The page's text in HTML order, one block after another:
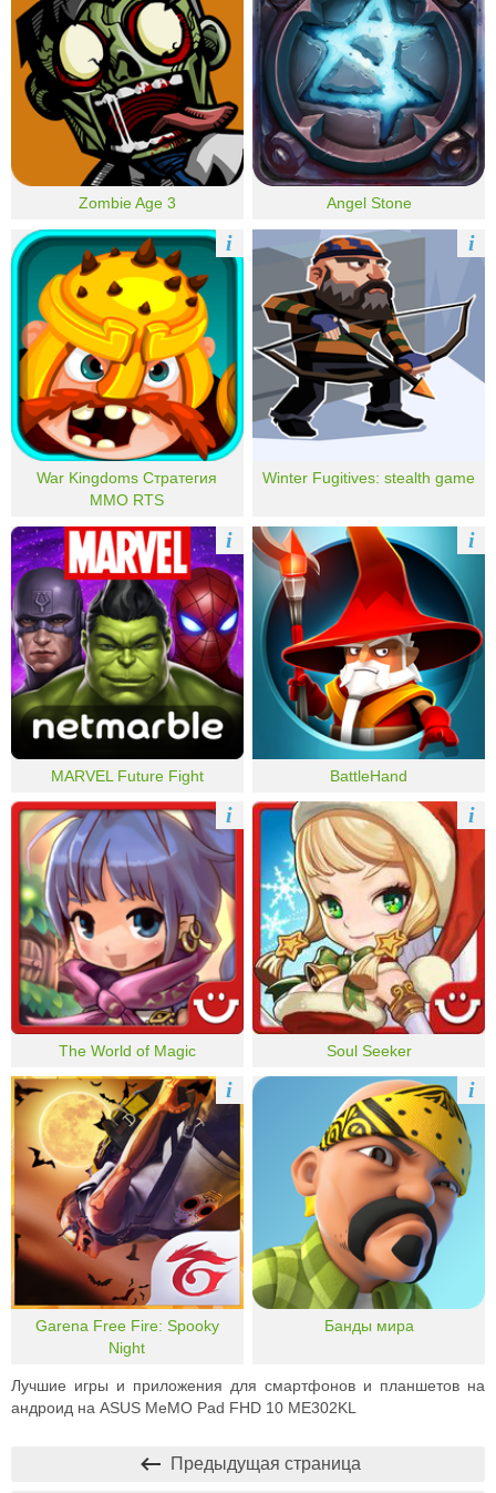
Zombie Age 3 Angel Stone
War Kingdoms Стратегия
MMO RTS
i
Winter Fugitives: stealth game
i
MARVEL Future Fight
i
BattleHand
i
The World of Magic
i
Soul Seeker
i
Garena Free Fire: Spooky
Night
i
Банды мира
i
Лучшие игры и приложения для смартфонов и планшетов на
андроид на ASUS MeMO Pad FHD 10 ME302KL
Предыдущая страница